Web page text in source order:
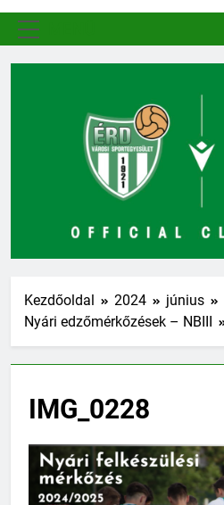
Kezdőoldal 2024 június
Nyári edzőmérkőzések – NBIII
IMG_0228